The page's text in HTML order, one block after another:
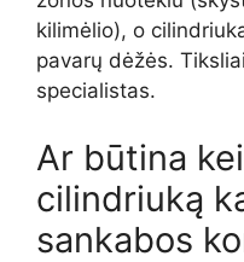
kilimėlio), o
pavarų dėžės.
specialistas.
Ar būtina
cilindriuką
sankabos